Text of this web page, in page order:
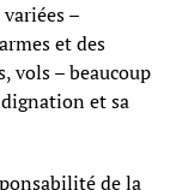
–
et des
vols – beaucoup
et sa
de la